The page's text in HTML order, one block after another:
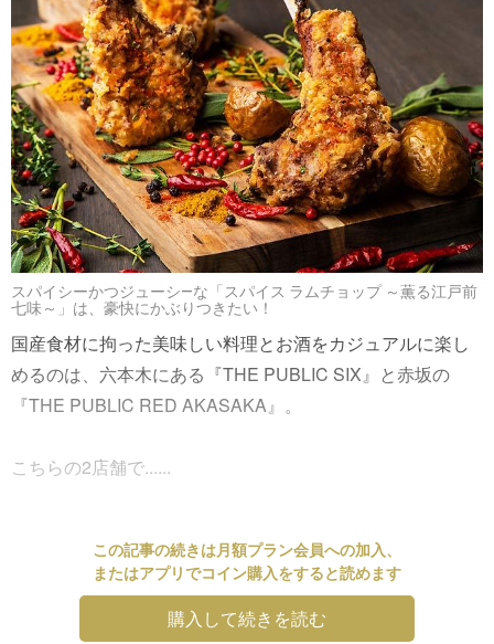
スパイシーかつジューシ―な「スパイス ラムチョップ ～薫る江戸前
七味～」は、豪快にかぶりつきたい！
国産食材に拘った美味しい料理とお酒をカジュアルに楽し
めるのは、六本木にある『THE PUBLIC SIX』と赤坂の
『THE PUBLIC RED AKASAKA』。
こちらの2店舗で......
この記事の続きは月額プラン会員への加入、
またはアプリでコイン購入をすると読めます
購入して続きを読む